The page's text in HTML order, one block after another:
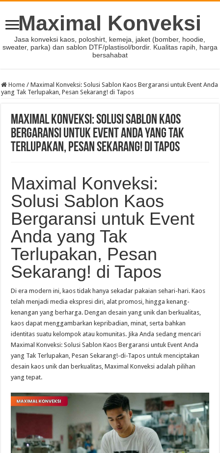
Maximal Konveksi
Jasa konveksi kaos, poloshirt, kemeja, jaket (bomber, hoodie,
sweater, parka) dan sablon DTF/plastisol/bordir. Kualitas rapih, harga
bersahabat
Home / Maximal Konveksi: Solusi Sablon Kaos Bergaransi untuk Event Anda
yang Tak Terlupakan, Pesan Sekarang! di Tapos
Maximal Konveksi: Solusi Sablon Kaos
Bergaransi untuk Event Anda yang Tak
Terlupakan, Pesan Sekarang! di Tapos
Maximal Konveksi:
Solusi Sablon Kaos
Bergaransi untuk Event
Anda yang Tak
Terlupakan, Pesan
Sekarang! di Tapos
Di era modern ini, kaos tidak hanya sekadar pakaian sehari-hari. Kaos
telah menjadi media ekspresi diri, alat promosi, hingga kenang-
kenangan yang berharga. Dengan desain yang unik dan berkualitas,
kaos dapat menggambarkan kepribadian, minat, serta bahkan
identitas suatu kelompok atau komunitas. Jika Anda sedang mencari
Maximal Konveksi: Solusi Sablon Kaos Bergaransi untuk Event Anda
yang Tak Terlupakan, Pesan Sekarang!-di-Tapos untuk menciptakan
desain kaos unik dan berkualitas, Maximal Konveksi adalah pilihan
yang tepat.